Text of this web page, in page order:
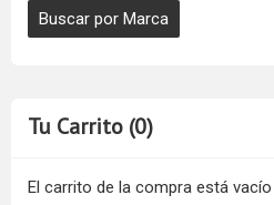
Tu Carrito (0)
El carrito de la compra está vacío